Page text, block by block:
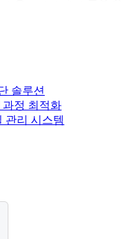
솔루션
정 최적화
관리 시스템